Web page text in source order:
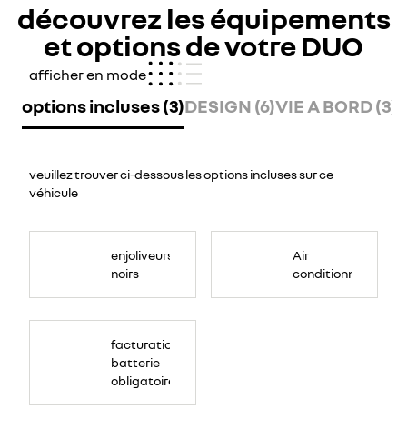
découvrez les équipements
et options de votre DUO
afficher en mode
options incluses (3)DESIGN (6)VIE A BORD (3)
veuillez trouver ci-dessous les options incluses sur ce
véhicule
enjoliveurs
noirs
rafraîchir
Air
conditionné
facturation
batterie
obligatoire